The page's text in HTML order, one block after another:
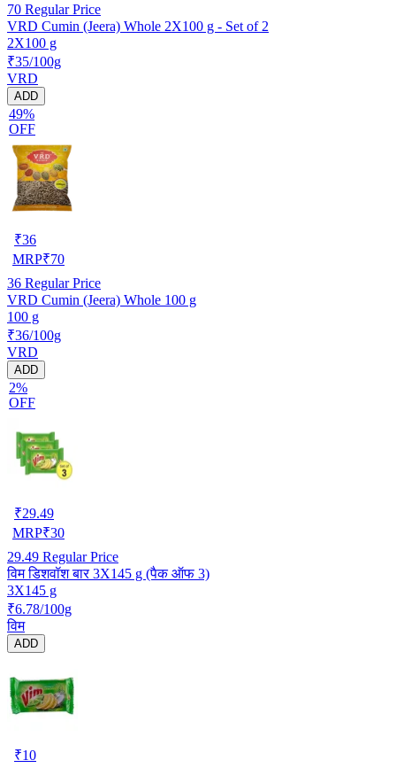
70 Regular Price
VRD Cumin (Jeera) Whole 2X100 g - Set of 2
2X100 g
₹35/100g
VRD
ADD
49%
OFF
₹36
MRP₹70
36 Regular Price
VRD Cumin (Jeera) Whole 100 g
100 g
₹36/100g
VRD
ADD
2%
OFF
₹29.49
MRP₹30
29.49 Regular Price
विम डिशवॉश बार 3X145 g (पैक ऑफ 3)
3X145 g
₹6.78/100g
विम
ADD
₹10